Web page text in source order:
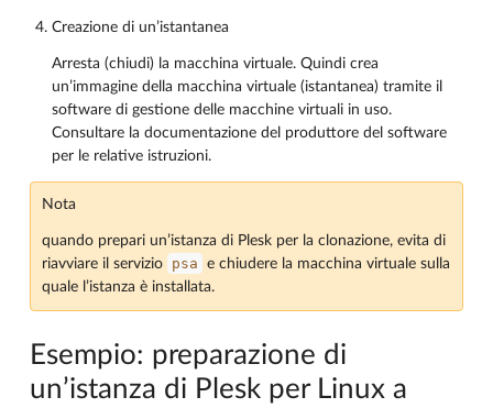
Creazione di un’istantanea
Arresta (chiudi) la macchina virtuale. Quindi crea
un’immagine della macchina virtuale (istantanea) tramite il
software di gestione delle macchine virtuali in uso.
Consultare la documentazione del produttore del software
per le relative istruzioni.
Nota
quando prepari un’istanza di Plesk per la clonazione, evita di
riavviare il servizio
psa
e chiudere la macchina virtuale sulla
quale l’istanza è installata.
Esempio: preparazione di
un’istanza di Plesk per Linux a